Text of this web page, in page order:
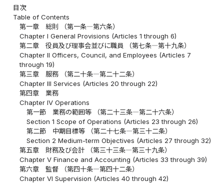
目次
Table of Contents
第一章 総則 （第一条―第六条）
Chapter I General Provisions (Articles 1 through 6)
第二章 役員及び理事会並びに職員 （第七条―第十九条）
Chapter II Officers, Council, and Employees (Articles 7
through 19)
第三章 服務 （第二十条―第二十二条）
Chapter III Services (Articles 20 through 22)
第四章 業務
Chapter IV Operations
第一節 業務の範囲等 （第二十三条―第二十六条）
Section 1 Scope of Operations (Articles 23 through 26)
第二節 中期目標等 （第二十七条―第三十二条）
Section 2 Medium-term Objectives (Articles 27 through 32)
第五章 財務及び会計 （第三十三条―第三十九条）
Chapter V Finance and Accounting (Articles 33 through 39)
第六章 監督 （第四十条―第四十二条）
Chapter VI Supervision (Articles 40 through 42)